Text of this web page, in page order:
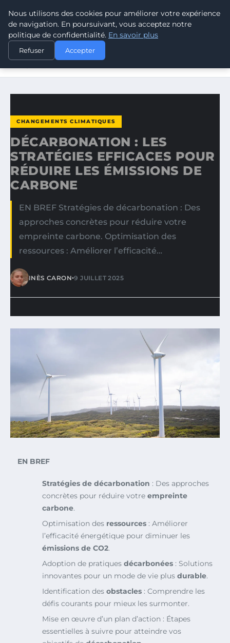
CLIMATE GUARDIAN
ACCUEIL
CHANGEMENTS CLIMATIQUES
DÉCARBONATION : LES STRATÉGIES EFFICACES POUR
CHANGEMENTS CLIMATIQUES
DÉCARBONATION : LES
STRATÉGIES EFFICACES POUR
RÉDUIRE LES ÉMISSIONS DE
CARBONE
EN BREF Stratégies de décarbonation : Des
approches concrètes pour réduire votre
empreinte carbone. Optimisation des
ressources : Améliorer l’efficacité…
INÈS CARON•9 JUILLET 2025
EN BREF
Stratégies de décarbonation : Des approches
concrètes pour réduire votre empreinte
carbone.
Optimisation des ressources : Améliorer
l’efficacité énergétique pour diminuer les
émissions de CO2.
Adoption de pratiques décarbonées : Solutions
innovantes pour un mode de vie plus durable.
Identification des obstacles : Comprendre les
défis courants pour mieux les surmonter.
Mise en œuvre d’un plan d’action : Étapes
essentielles à suivre pour atteindre vos
Nous utilisons des cookies pour améliorer votre expérience
de navigation. En poursuivant, vous acceptez notre
politique de confidentialité. En savoir plus
Refuser Accepter